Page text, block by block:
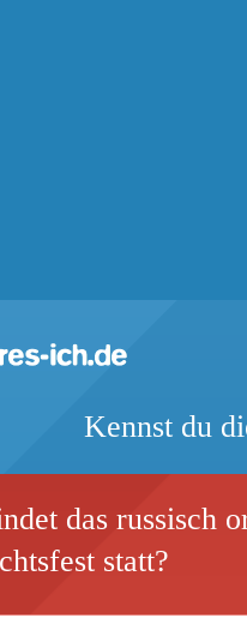
Kennst du
das russisch
statt?